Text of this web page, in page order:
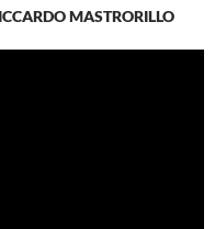
MASTRORILLO